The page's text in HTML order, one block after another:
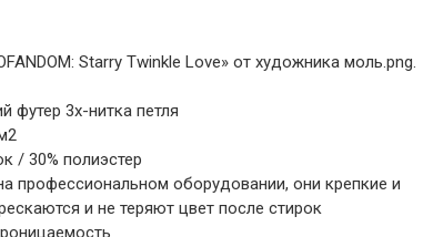
Starry Twinkle Love» от художника моль.png.
футер 3х-нитка петля
/ 30% полиэстер
профессиональном оборудовании, они крепкие и
и не теряют цвет после стирок